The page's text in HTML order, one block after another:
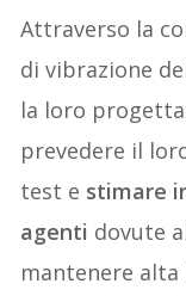
Attraverso la
di vibrazione
la loro
prevedere il
test e stimare
agenti dovute
mantenere alta